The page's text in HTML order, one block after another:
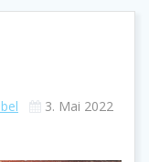
3. Mai 2022